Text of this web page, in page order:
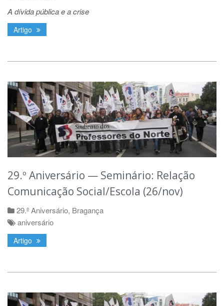
A dívida pública e a crise
Artigo
29.º Aniversário — Seminário: Relação
Comunicação Social/Escola (26/nov)
29.º Aniversário, Bragança
aniversário
Artigo